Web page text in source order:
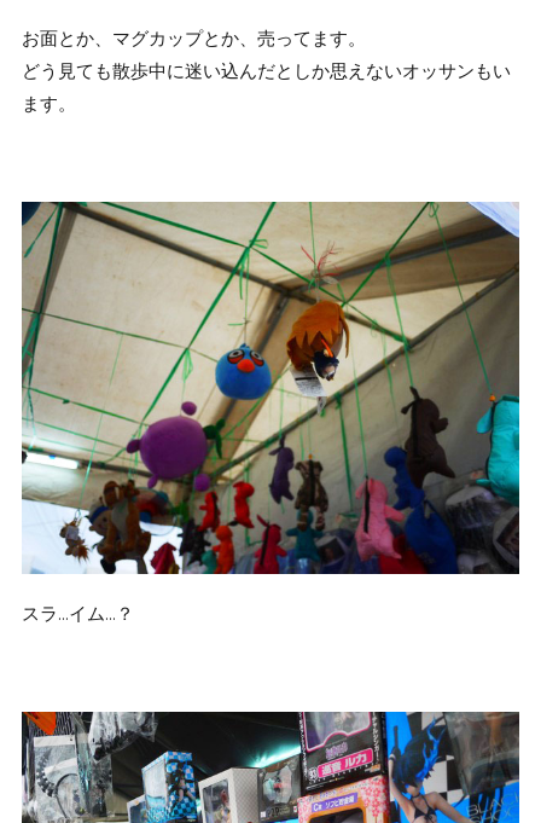
お面とか、マグカップとか、売ってます。
どう見ても散歩中に迷い込んだとしか思えないオッサンもい
ます。
スラ…イム…？